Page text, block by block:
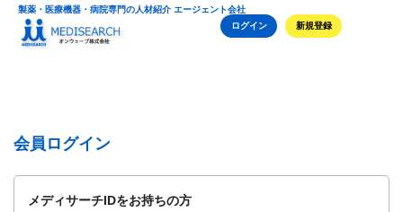
製薬・医療機器・病院専門の人材紹介 エージェント会社
ログイン
新規登録
会員ログイン
メディサーチIDをお持ちの方